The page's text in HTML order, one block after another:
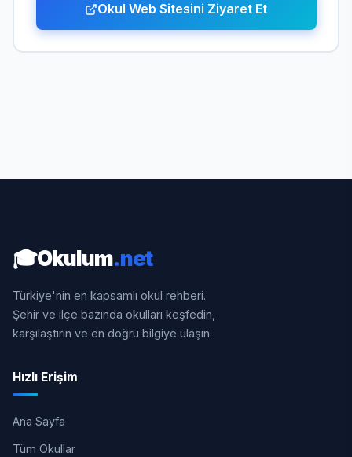
Okul Web Sitesini Ziyaret Et
🎓Okulum.net
Türkiye'nin en kapsamlı okul rehberi.
Şehir ve ilçe bazında okulları keşfedin,
karşılaştırın ve en doğru bilgiye ulaşın.
Hızlı Erişim
Ana Sayfa
Tüm Okullar